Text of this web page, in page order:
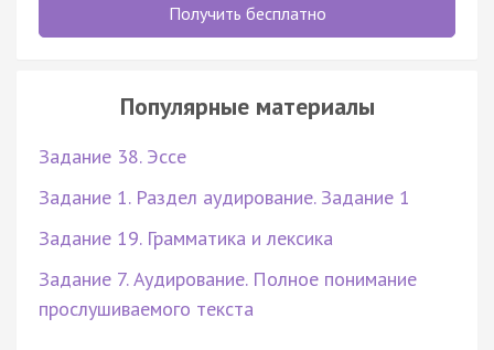
Получить бесплатно
Популярные материалы
Задание 38. Эссе
Задание 1. Раздел аудирование. Задание 1
Задание 19. Грамматика и лексика
Задание 7. Аудирование. Полное понимание
прослушиваемого текста